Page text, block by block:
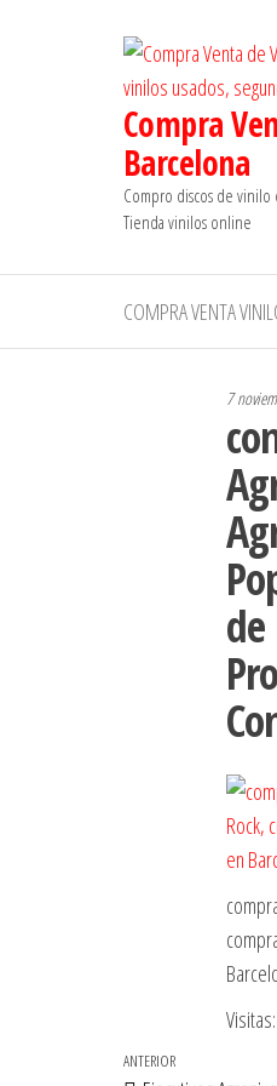
Compra
Barcelona
Compro discos de
Tienda vinilos online
COMPRA VENTA
7
Navegación
Entrada
ANTERIOR